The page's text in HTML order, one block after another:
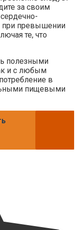
за своим
при превышении
те, что
полезными
и с любым
в
пищевыми